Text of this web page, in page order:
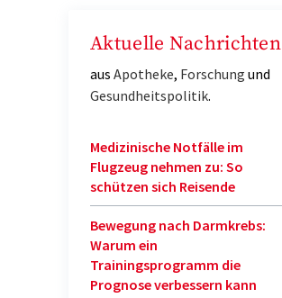
Aktuelle Nachrichten
aus Apotheke, Forschung und
Gesundheitspolitik.
Medizinische Notfälle im
Flugzeug nehmen zu: So
schützen sich Reisende
Bewegung nach Darmkrebs:
Warum ein
Trainingsprogramm die
Prognose verbessern kann